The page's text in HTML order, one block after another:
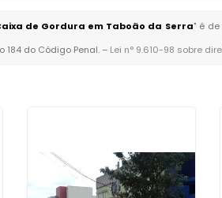
de Gordura em Taboão da Serra" é
do Código Penal. – Lei n° 9.610-98 sobre